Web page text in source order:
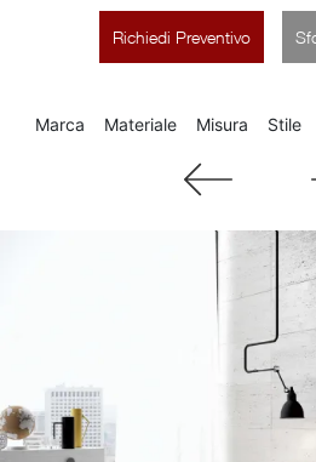
Richiedi Preventivo
Marca Materiale Misura Stile